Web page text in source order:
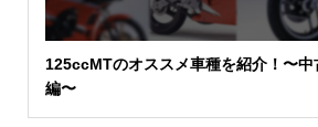
125ccMTのオススメ車種を紹介！〜中
編〜